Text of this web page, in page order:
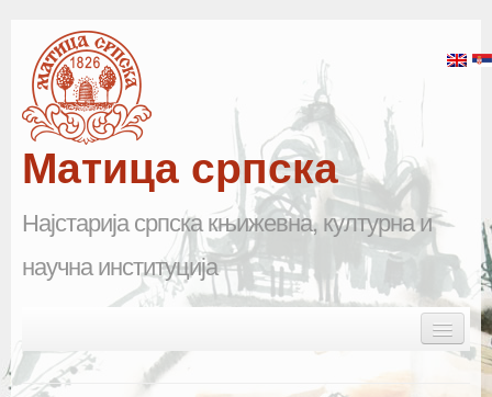
Матица српска
Најстарија српска књижевна, културна и
научна институција
Почетна